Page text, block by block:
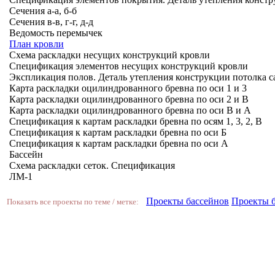
Сечения а-а, б-б
Сечения в-в, г-г, д-д
Ведомость перемычек
План кровли
Схема раскладки несущих конструкций кровли
Спецификация элементов несущих конструкций кровли
Экспликация полов. Деталь утепления конструкции потолка
Карта раскладки оцилиндрованного бревна по оси 1 и 3
Карта раскладки оцилиндрованного бревна по оси 2 и В
Карта раскладки оцилиндрованного бревна по оси В и А
Спецификация к картам раскладки бревна по осям 1, 3, 2, В
Спецификация к картам раскладки бревна по оси Б
Спецификация к картам раскладки бревна по оси А
Бассейн
Схема раскладки сеток. Спецификация
ЛМ-1
Показать все проекты по теме / метке: Проекты бассейнов Проекты